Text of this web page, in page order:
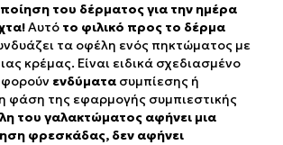
του δέρματος για την ημέρα
Αυτό το φιλικό προς το δέρμα
τα οφέλη ενός πηκτώματος με
κρέμας. Είναι ειδικά σχεδιασμένο
ενδύματα συμπίεσης ή
φάση της εφαρμογής συμπιεστικής
του γαλακτώματος αφήνει μια
φρεσκάδας, δεν αφήνει